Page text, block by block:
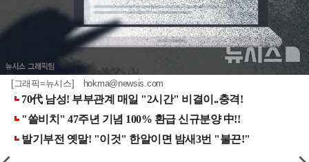
[그래픽=뉴시스] hokma@newsis.com